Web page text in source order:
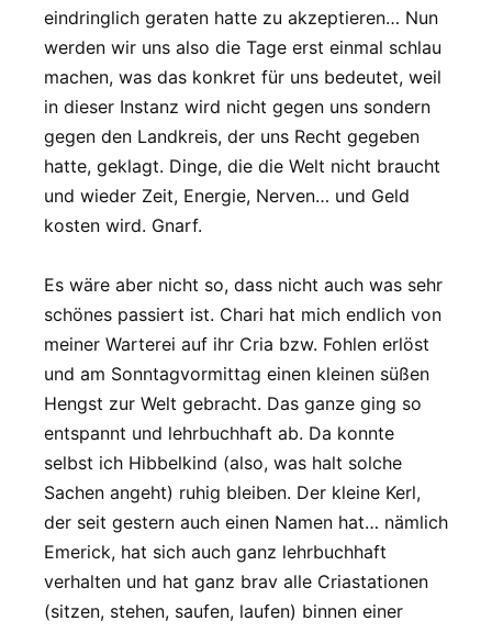
eindringlich geraten hatte zu akzeptieren… Nun
werden wir uns also die Tage erst einmal schlau
machen, was das konkret für uns bedeutet, weil
in dieser Instanz wird nicht gegen uns sondern
gegen den Landkreis, der uns Recht gegeben
hatte, geklagt. Dinge, die die Welt nicht braucht
und wieder Zeit, Energie, Nerven… und Geld
kosten wird. Gnarf.
Es wäre aber nicht so, dass nicht auch was sehr
schönes passiert ist. Chari hat mich endlich von
meiner Warterei auf ihr Cria bzw. Fohlen erlöst
und am Sonntagvormittag einen kleinen süßen
Hengst zur Welt gebracht. Das ganze ging so
entspannt und lehrbuchhaft ab. Da konnte
selbst ich Hibbelkind (also, was halt solche
Sachen angeht) ruhig bleiben. Der kleine Kerl,
der seit gestern auch einen Namen hat… nämlich
Emerick, hat sich auch ganz lehrbuchhaft
verhalten und hat ganz brav alle Criastationen
(sitzen, stehen, saufen, laufen) binnen einer